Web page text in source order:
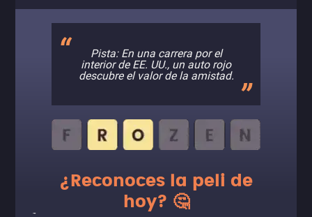
Pista: En una carrera por el
interior de EE. UU., un auto rojo
descubre el valor de la amistad.
¿Reconoces la peli de
hoy? 🤔